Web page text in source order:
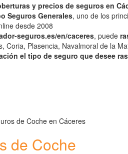
y precios de seguros en
Seguros Generales, uno de los
desde 2008
seguros.es/en/caceres, puede
Coria, Plasencia, Navalmoral de la
el tipo de seguro que desee
de Coche